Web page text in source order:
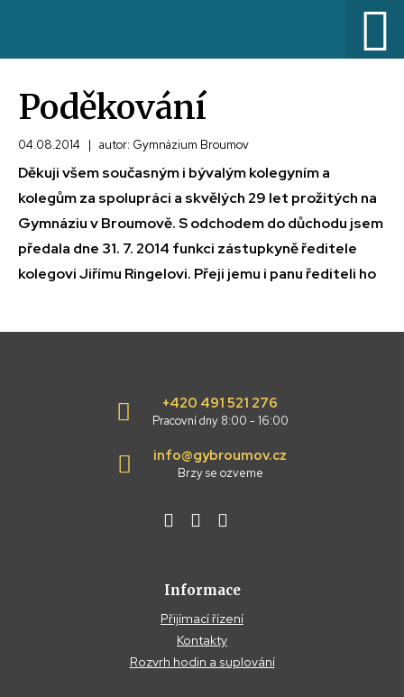
Poděkování
04.08.2014 | autor: Gymnázium Broumov
Děkuji všem současným i bývalým kolegyním a
kolegům za spolupráci a skvělých 29 let prožitých na
Gymnáziu v Broumově. S odchodem do důchodu jsem
předala dne 31. 7. 2014 funkci zástupkyně ředitele
kolegovi Jiřímu Ringelovi. Přeji jemu i panu řediteli ho
+420 491 521 276
Pracovní dny 8:00 - 16:00
info@gybroumov.cz
Brzy se ozveme
Informace
Přijímací řízení
Kontakty
Rozvrh hodin a suplování